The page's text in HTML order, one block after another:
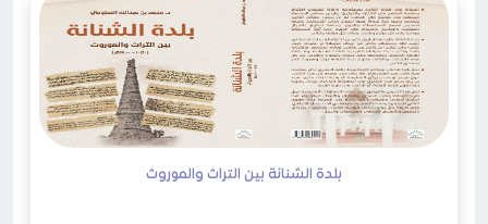
بلدة الشنانة بين التراث والموروث